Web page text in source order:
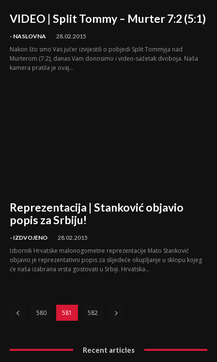
VIDEO | Split Tommy – Murter 7:2 (5:1)
- NASLOVNA 28.02.2015
Nakon što smo Vas jučer izvijestili o pobjedi Split Tommyja nad
Murterom (7:2), danas Vam donosimo i video-sažetak dvoboja. Naša
kamera pratila je ovaj...
Reprezentacija | Stanković objavio
popis za Srbiju!
- IZDVOJENO 28.02.2015
Izbornik Hrvatske malonogometne reprezentacije Mato Stanković
objavio je reprezentativni popis za slijedeće okupljanje u sklopu kojeg
će naša izabrana vrsta gostovati u Srbiji. Hrvatska...
580 581 582
Recent articles